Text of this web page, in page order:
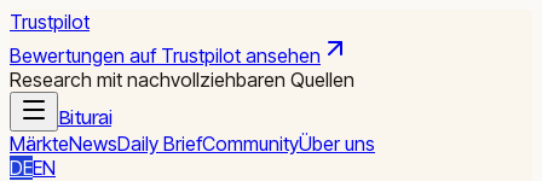
Trustpilot
Bewertungen auf Trustpilot ansehen
Research mit nachvollziehbaren Quellen
Biturai
MärkteNewsDaily BriefCommunityÜber uns
DEEN